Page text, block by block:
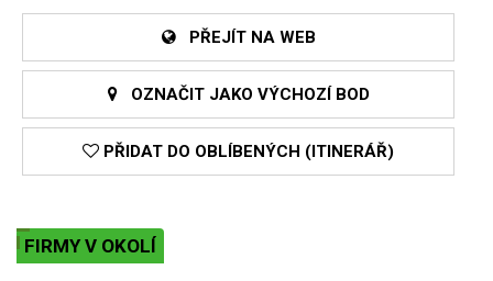
PŘEJÍT NA WEB
OZNAČIT JAKO VÝCHOZÍ BOD
PŘIDAT DO OBLÍBENÝCH (ITINERÁŘ)
FIRMY V OKOLÍ